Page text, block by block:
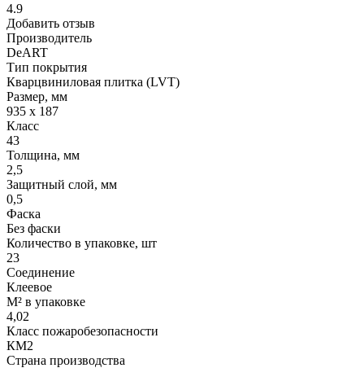
4.9
Добавить отзыв
Производитель
DeART
Тип покрытия
Кварцвиниловая плитка (LVT)
Размер, мм
935 х 187
Класс
43
Толщина, мм
2,5
Защитный слой, мм
0,5
Фаска
Без фаски
Количество в упаковке, шт
23
Соединение
Клеевое
М² в упаковке
4,02
Класс пожаробезопасности
КМ2
Страна производства